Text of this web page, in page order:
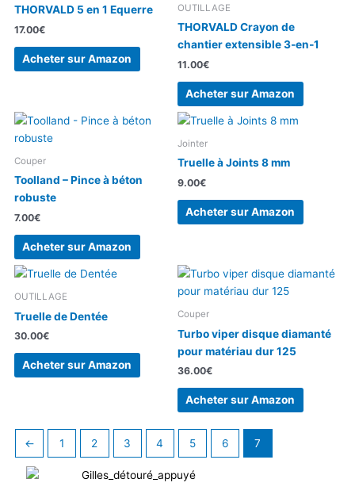
THORVALD 5 en 1 Equerre
17.00€
Acheter sur Amazon
OUTILLAGE
THORVALD Crayon de
chantier extensible 3‑en‑1
11.00€
Acheter sur Amazon
Couper
Toolland – Pince à béton
robuste
7.00€
Acheter sur Amazon
Jointer
Truelle à Joints 8 mm
9.00€
Acheter sur Amazon
OUTILLAGE
Truelle de Dentée
30.00€
Acheter sur Amazon
Couper
Turbo viper disque diamanté
pour matériau dur 125
36.00€
Acheter sur Amazon
← 1 2 3 4 5 6 7